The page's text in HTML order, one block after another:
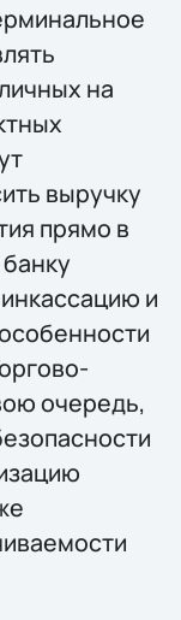
на
выручку
прямо в
и
очередь,